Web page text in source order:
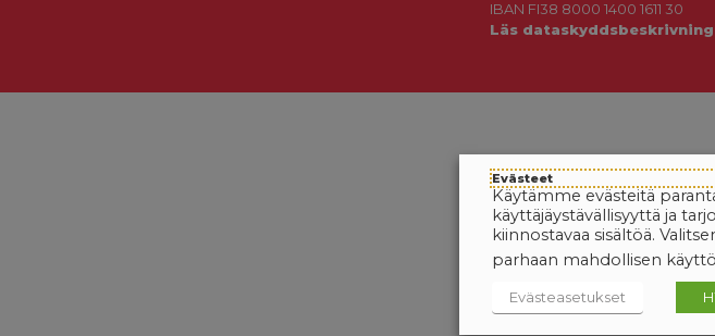
IBAN FI38 8000 1400 1611 30
Läs dataskyddsbeskrivning
Evästeet
Käytämme evästeitä
käyttäjäystävällisyyttä ja
kiinnostavaa sisältöä.
parhaan mahdollisen
Evästeasetukset